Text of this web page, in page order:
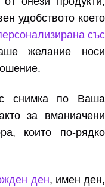
удобството което
със
желание носи
снимка по Ваша
за вманиачени
които по-рядко
ден, имен ден,